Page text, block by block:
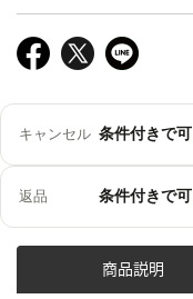
キャンセル 条件付きで可
返品 条件付きで可
商品説明